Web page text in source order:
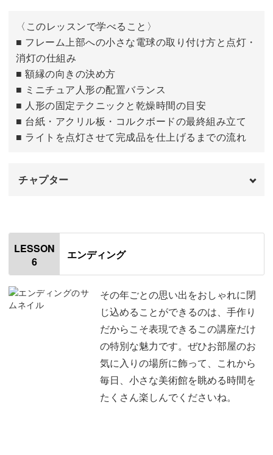
〈このレッスンで学べること〉
■ フレーム上部への小さな電球の取り付け方と点灯・
消灯の仕組み
■ 額縁の向きの決め方
■ ミニチュア人形の配置バランス
■ 人形の固定テクニックと乾燥時間の目安
■ 台紙・アクリル板・コルクボードの最終組み立て
■ ライトを点灯させて完成品を仕上げるまでの流れ
チャプター
はじめに
枠に電球をつける
ミニチュア人形を設置する 02:39
枠と台紙を組み立てる 07:18
08:39
LESSON
6
エンディング
その年ごとの思い出をおしゃれに閉
じ込めることができるのは、手作り
だからこそ表現できるこの講座だけ
の特別な魅力です。ぜひお部屋のお
気に入りの場所に飾って、これから
毎日、小さな美術館を眺める時間を
たくさん楽しんでくださいね。